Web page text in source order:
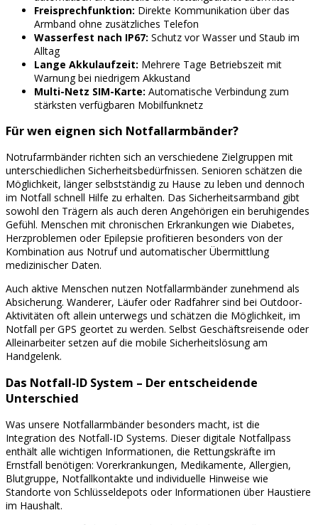
Freisprechfunktion: Direkte Kommunikation über das
Armband ohne zusätzliches Telefon
Wasserfest nach IP67: Schutz vor Wasser und Staub im
Alltag
Lange Akkulaufzeit: Mehrere Tage Betriebszeit mit
Warnung bei niedrigem Akkustand
Multi-Netz SIM-Karte: Automatische Verbindung zum
stärksten verfügbaren Mobilfunknetz
Für wen eignen sich Notfallarmbänder?
Notrufarmbänder richten sich an verschiedene Zielgruppen mit
unterschiedlichen Sicherheitsbedürfnissen. Senioren schätzen die
Möglichkeit, länger selbstständig zu Hause zu leben und dennoch
im Notfall schnell Hilfe zu erhalten. Das Sicherheitsarmband gibt
sowohl den Trägern als auch deren Angehörigen ein beruhigendes
Gefühl. Menschen mit chronischen Erkrankungen wie Diabetes,
Herzproblemen oder Epilepsie profitieren besonders von der
Kombination aus Notruf und automatischer Übermittlung
medizinischer Daten.
Auch aktive Menschen nutzen Notfallarmbänder zunehmend als
Absicherung. Wanderer, Läufer oder Radfahrer sind bei Outdoor-
Aktivitäten oft allein unterwegs und schätzen die Möglichkeit, im
Notfall per GPS geortet zu werden. Selbst Geschäftsreisende oder
Alleinarbeiter setzen auf die mobile Sicherheitslösung am
Handgelenk.
Das Notfall-ID System – Der entscheidende
Unterschied
Was unsere Notfallarmbänder besonders macht, ist die
Integration des Notfall-ID Systems. Dieser digitale Notfallpass
enthält alle wichtigen Informationen, die Rettungskräfte im
Ernstfall benötigen: Vorerkrankungen, Medikamente, Allergien,
Blutgruppe, Notfallkontakte und individuelle Hinweise wie
Standorte von Schlüsseldepots oder Informationen über Haustiere
im Haushalt.